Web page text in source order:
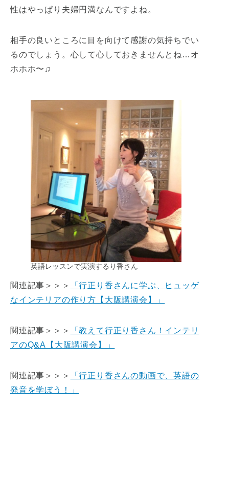
性はやっぱり夫婦円満なんですよね。
相手の良いところに目を向けて感謝の気持ちでい
るのでしょう。心して心しておきませんとね…オ
ホホホ〜♫
英語レッスンで実演するり香さん
関連記事＞＞＞
「行正り香さんに学ぶ、ヒュッゲ
なインテリアの作り方【大阪講演会】」
関連記事＞＞＞
「教えて行正り香さん！インテリ
アのQ&A【大阪講演会】」
関連記事＞＞＞
「行正り香さんの動画で、英語の
発音を学ぼう！」